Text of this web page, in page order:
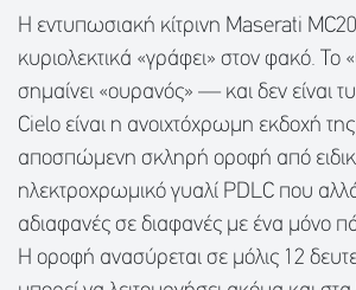
Η εντυπωσιακή κίτρινη Maserati
κυριολεκτικά «γράφει» στον φακό. Το
σημαίνει «ουρανός» — και δεν είναι
Cielo είναι η ανοιχτόχρωμη εκδοχή
αποσπώμενη σκληρή οροφή από
ηλεκτροχρωμικό γυαλί PDLC που
αδιαφανές σε διαφανές με ένα μόνο
Η οροφή ανασύρεται σε μόλις 12